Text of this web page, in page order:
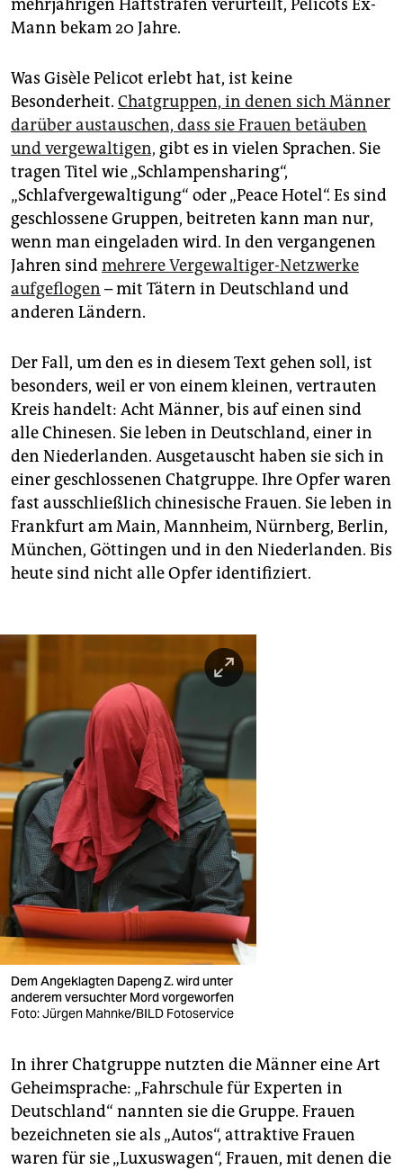
mehrjährigen Haftstrafen verurteilt, Pélicots Ex-
Mann bekam 20 Jahre.
Was Gisèle Pelicot erlebt hat, ist keine
Besonderheit. Chatgruppen, in denen sich Männer
darüber austauschen, dass sie Frauen betäuben
und vergewaltigen, gibt es in vielen Sprachen. Sie
tragen Titel wie „Schlampensharing“,
„Schlafvergewaltigung“ oder „Peace Hotel“. Es sind
geschlossene Gruppen, beitreten kann man nur,
wenn man eingeladen wird. In den vergangenen
Jahren sindmehrere Vergewaltiger-Netzwerke
aufgeflogen – mit Tätern in Deutschland und
anderen Ländern.
Der Fall, um den es in diesem Text gehen soll, ist
besonders, weil er von einem kleinen, vertrauten
Kreis handelt: Acht Männer, bis auf einen sind
alle Chinesen. Sie leben in Deutschland, einer in
den Niederlanden. Ausgetauscht haben sie sich in
einer geschlossenen Chatgruppe. Ihre Opfer waren
fast ausschließlich chinesische Frauen. Sie leben in
Frankfurt am Main, Mannheim, Nürnberg, Berlin,
München, Göttingen und in den Niederlanden. Bis
heute sind nicht alle Opfer identifiziert.
Dem ­Angeklagten Dapeng Z. wird unter
anderem versuchter Mord ­vorgeworfen
Foto: Jürgen Mahnke/BILD Fotoservice
In ihrer Chatgruppe nutzten die Männer eine Art
Geheimsprache: „Fahrschule für Experten in
Deutschland“ nannten sie die Gruppe. Frauen
bezeichneten sie als „Autos“, attraktive Frauen
waren für sie „Luxuswagen“, Frauen, mit denen die